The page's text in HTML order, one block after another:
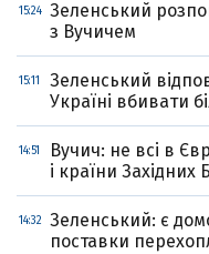
15:24 Зеленський
з Вучичем
15:11
Зеленський
Україні вбивати
14:51
Вучич: не всі в
і країни Західних
14:32
Зеленський: є
поставки